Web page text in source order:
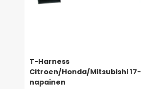
T-Harness
Citroen/Honda/Mitsubishi 17-
napainen